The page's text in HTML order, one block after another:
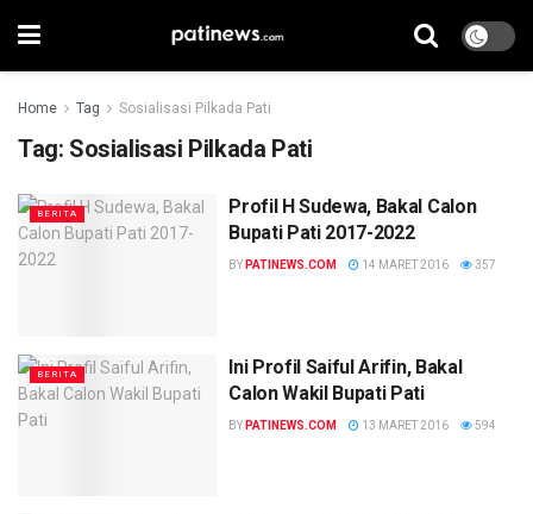
Home Tag Sosialisasi Pilkada Pati
Tag: Sosialisasi Pilkada Pati
BERITA
Profil H Sudewa, Bakal Calon
Bupati Pati 2017-2022
BY PATINEWS.COM 14 MARET 2016 357
BERITA
Ini Profil Saiful Arifin, Bakal
Calon Wakil Bupati Pati
BY PATINEWS.COM 13 MARET 2016 594